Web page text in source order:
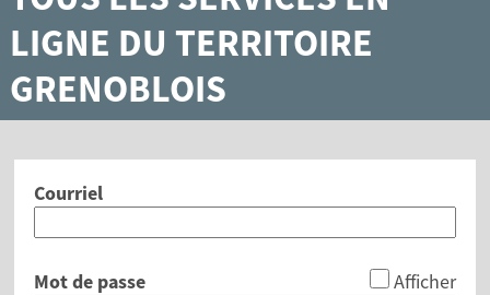
LIGNE DU TERRITOIRE
GRENOBLOIS
Courriel
Mot de passe Afficher